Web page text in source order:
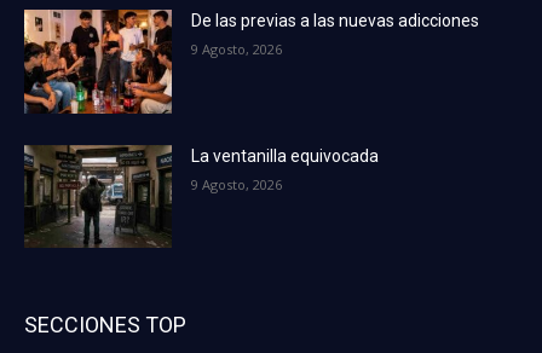
De las previas a las nuevas adicciones
9 Agosto, 2026
La ventanilla equivocada
9 Agosto, 2026
SECCIONES TOP